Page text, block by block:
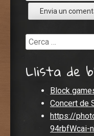
Cerca
Llista de
Block
Concert de
https://
94rbfWcai-